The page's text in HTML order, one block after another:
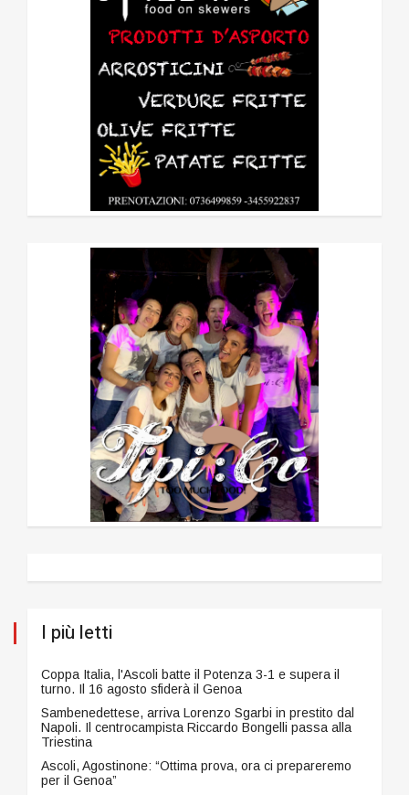
I più letti
Coppa Italia, l'Ascoli batte il Potenza 3-1 e supera il
turno. Il 16 agosto sfiderà il Genoa
Sambenedettese, arriva Lorenzo Sgarbi in prestito dal
Napoli. Il centrocampista Riccardo Bongelli passa alla
Triestina
Ascoli, Agostinone: “Ottima prova, ora ci prepareremo
per il Genoa”